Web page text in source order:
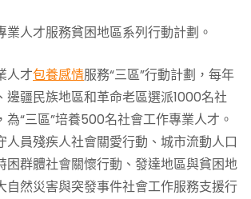
業人才服務貧困地區系列行動計劃。
人才包養感情服務“三區”行動計劃，每年
邊疆民族地區和革命老區選派1000名社
為“三區”培養500名社會工作專業人才。
人員殘疾人社會關愛行動、城市流動人口
困群體社會關懷行動、發達地區與貧困地
自然災害與突發事件社會工作服務支援行